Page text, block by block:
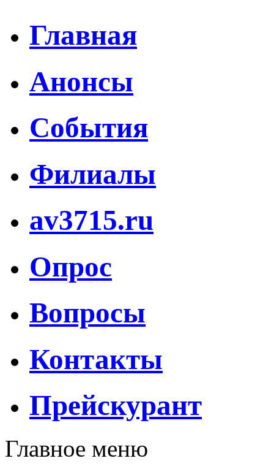
Главная
Анонсы
События
Филиалы
av3715.ru
Опрос
Вопросы
Контакты
Прейскурант
Главное меню